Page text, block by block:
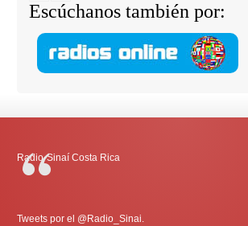
Escúchanos también por:
Radio-Sinaí Costa Rica
Tweets por el @Radio_Sinai.